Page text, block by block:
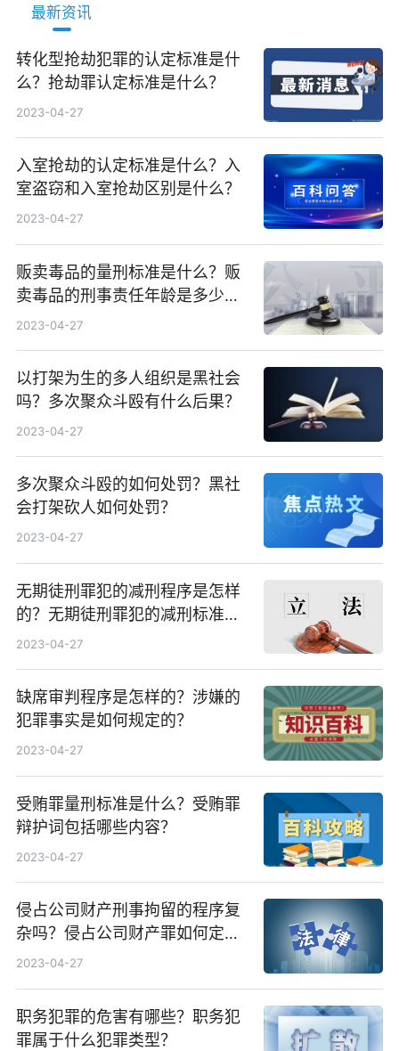
最新资讯
转化型抢劫犯罪的认定标准是什
么？抢劫罪认定标准是什么？
2023-04-27
入室抢劫的认定标准是什么？入
室盗窃和入室抢劫区别是什么？
2023-04-27
贩卖毒品的量刑标准是什么？贩
卖毒品的刑事责任年龄是多少
岁？
2023-04-27
以打架为生的多人组织是黑社会
吗？多次聚众斗殴有什么后果？
2023-04-27
多次聚众斗殴的如何处罚？黑社
会打架砍人如何处罚？
2023-04-27
无期徒刑罪犯的减刑程序是怎样
的？无期徒刑罪犯的减刑标准是
什么？
2023-04-27
缺席审判程序是怎样的？涉嫌的
犯罪事实是如何规定的？
2023-04-27
受贿罪量刑标准是什么？受贿罪
辩护词包括哪些内容？
2023-04-27
侵占公司财产刑事拘留的程序复
杂吗？侵占公司财产罪如何定
罪？
2023-04-27
职务犯罪的危害有哪些？职务犯
罪属于什么犯罪类型？